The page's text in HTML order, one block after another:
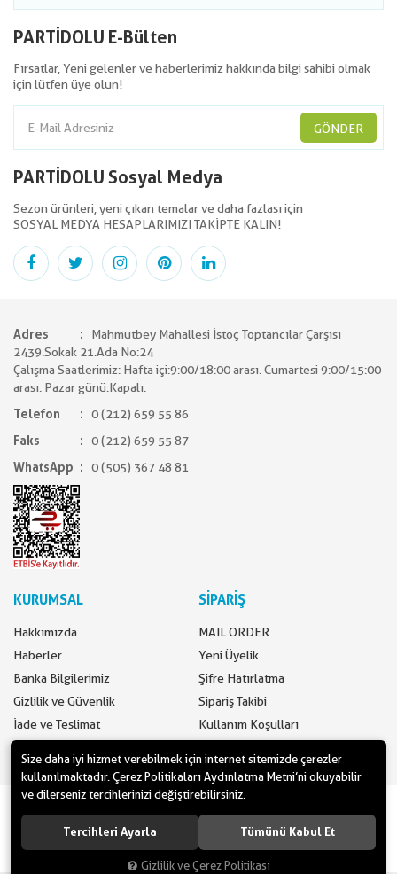
PARTİDOLU E-Bülten
Fırsatlar, Yeni gelenler ve haberlerimiz hakkında bilgi sahibi olmak
için lütfen üye olun!
GÖNDER
PARTİDOLU Sosyal Medya
Sezon ürünleri, yeni çıkan temalar ve daha fazlası için
SOSYAL MEDYA HESAPLARIMIZI TAKİPTE KALIN!
Adres
Mahmutbey Mahallesi İstoç Toptancılar Çarşısı
2439.Sokak 21.Ada No:24
Çalışma Saatlerimiz: Hafta içi:9:00/18:00 arası. Cumartesi 9:00/15:00
arası. Pazar günü:Kapalı.
Telefon
0 (212) 659 55 86
Faks
0 (212) 659 55 87
WhatsApp
0 (505) 367 48 81
KURUMSAL
Hakkımızda
Haberler
Banka Bilgilerimiz
Gizlilik ve Güvenlik
İade ve Teslimat
SİPARİŞ
MAIL ORDER
Yeni Üyelik
Şifre Hatırlatma
Sipariş Takibi
Kullanım Koşulları
www.yilbasimalzemeleri.com - www.partidolu.com bir Pandoli Parti
Kuruluşudur. © 2018 Pandoli Parti Malzemeleri Tüm hakları saklıdır.
Size daha iyi hizmet verebilmek için internet sitemizde çerezler
kullanılmaktadır. Çerez Politikaları Aydınlatma Metni’ni okuyabilir
ve dilerseniz tercihlerinizi değiştirebilirsiniz.
Tercihleri Ayarla Tümünü Kabul Et
Gizlilik ve Çerez Politikası